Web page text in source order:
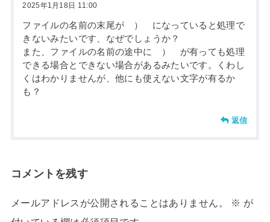
2025年1月18日 11:00
ファイルの名前の末尾が ） になっていると処理で
きないみたいです、なぜでしょうか？
また、ファイルの名前の途中に ） が有っても処理
できる場合とできない場合があるみたいです。くわし
くはわかりませんが、他にも使えない文字が有るか
も？
返信
コメントを残す
メールアドレスが公開されることはありません。 ※ が